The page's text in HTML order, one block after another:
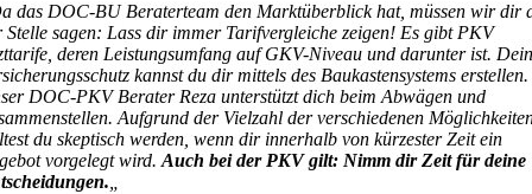
das DOC-BU Beraterteam den Marktüberblick hat, müssen wir dir
Stelle sagen: Lass dir immer Tarifvergleiche zeigen! Es gibt PKV
deren Leistungsumfang auf GKV-Niveau und darunter ist.
kannst du dir mittels des Baukastensystems erstellen.
DOC-PKV Berater Reza unterstützt dich beim Abwägen und
Aufgrund der Vielzahl der verschiedenen
du skeptisch werden, wenn dir innerhalb von kürzester Zeit ein
vorgelegt wird.Auch bei der PKV gilt: Nimm dir Zeit für deine